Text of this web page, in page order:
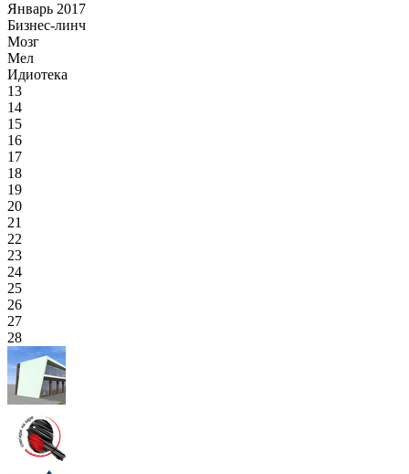
Январь 2017
Бизнес-линч
Мозг
Мел
Идиотека
13
14
15
16
17
18
19
20
21
22
23
24
25
26
27
28